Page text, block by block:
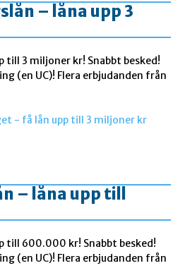
– låna upp 3
till 3 miljoner kr! Snabbt besked!
(en UC)! Flera erbjudanden från
– låna upp till
till 600.000 kr! Snabbt besked!
(en UC)! Flera erbjudanden från